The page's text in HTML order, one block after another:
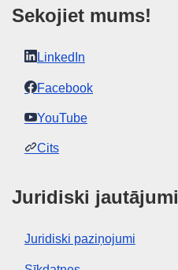
Sekojiet mums!
LinkedIn
Facebook
YouTube
Cits
Juridiski jautājumi
Juridiski paziņojumi